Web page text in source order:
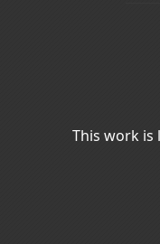
This work is